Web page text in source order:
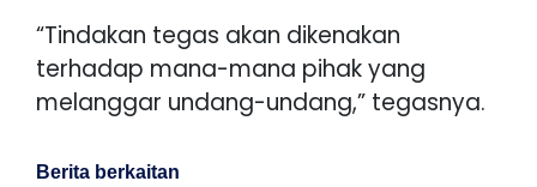
“Tindakan tegas akan dikenakan
terhadap mana-mana pihak yang
melanggar undang-undang,” tegasnya.
Berita berkaitan